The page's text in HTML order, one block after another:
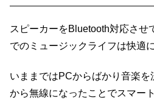
スピーカーをBluetooth対応させ
でのミュージックライフは快適
いままではPCからばかり音楽
から無線になったことでスマー